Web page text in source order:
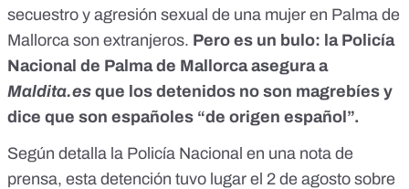
secuestro y agresión sexual de una mujer en Palma de
Mallorca son extranjeros. Pero es un bulo: la Policía
Nacional de Palma de Mallorca asegura a
Maldita.es que los detenidos no son magrebíes y
dice que son españoles “de origen español”.
Según detalla la Policía Nacional en una nota de
prensa, esta detención tuvo lugar el 2 de agosto sobre